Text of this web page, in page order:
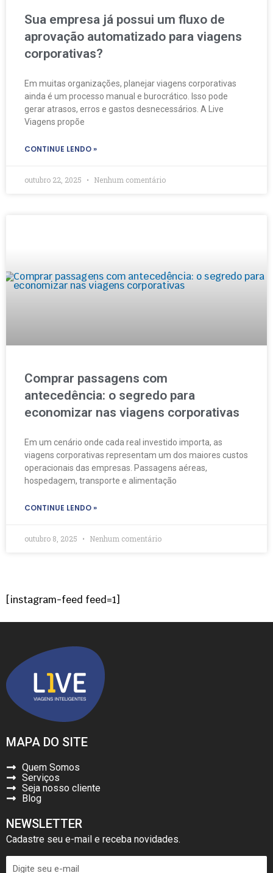
Sua empresa já possui um fluxo de
aprovação automatizado para viagens
corporativas?
Em muitas organizações, planejar viagens corporativas
ainda é um processo manual e burocrático. Isso pode
gerar atrasos, erros e gastos desnecessários. A Live
Viagens propõe
CONTINUE LENDO »
outubro 22, 2025 Nenhum comentário
Comprar passagens com
antecedência: o segredo para
economizar nas viagens corporativas
Em um cenário onde cada real investido importa, as
viagens corporativas representam um dos maiores custos
operacionais das empresas. Passagens aéreas,
hospedagem, transporte e alimentação
CONTINUE LENDO »
outubro 8, 2025 Nenhum comentário
[instagram-feed feed=1]
MAPA DO SITE
Quem Somos
Serviços
Seja nosso cliente
Blog
NEWSLETTER
Cadastre seu e-mail e receba novidades.